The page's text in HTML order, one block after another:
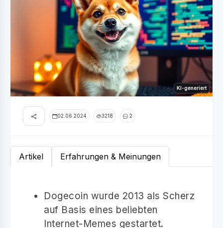
KI-generiert
02.06.2024 3218 2
Artikel Erfahrungen & Meinungen
Dogecoin wurde 2013 als Scherz
auf Basis eines beliebten
Internet-Memes gestartet.